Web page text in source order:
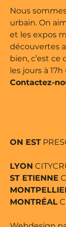
édité
Nous
urbain. On
et les expos
découvertes
bien, c’est
les jours à
Contactez-
ON EST
LYON
ST ETIENNE
MONTRÉAL